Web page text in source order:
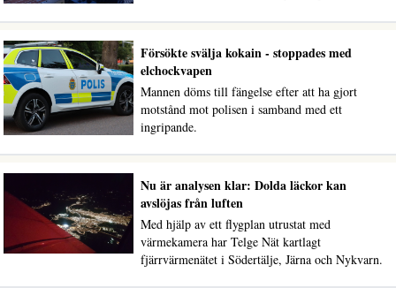
Försökte svälja kokain - stoppades med
elchockvapen
Mannen döms till fängelse efter att ha gjort
motstånd mot polisen i samband med ett
ingripande.
Nu är analysen klar: Dolda läckor kan
avslöjas från luften
Med hjälp av ett flygplan utrustat med
värmekamera har Telge Nät kartlagt
fjärrvärmenätet i Södertälje, Järna och Nykvarn.